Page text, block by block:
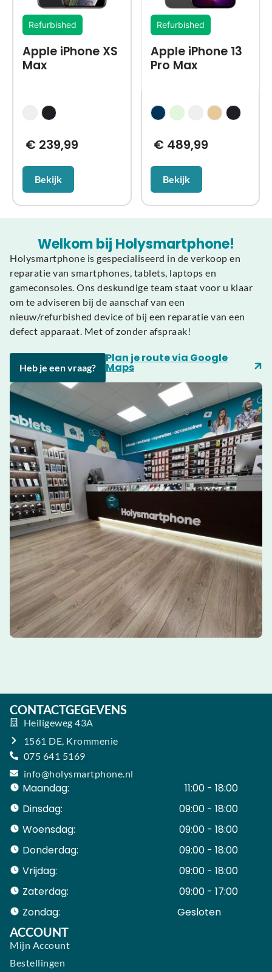
Refurbished
Apple iPhone XS
Max
€239,99
Bekijk
Refurbished
Apple iPhone 13
Pro Max
€ 489,99
Bekijk
Welkom bij Holysmartphone!
Holysmartphone is gespecialiseerd in de verkoop en
reparatie van smartphones, tablets, laptops en
gameconsoles. Ons deskundige team staat voor u klaar
om te adviseren bij de aanschaf van een
nieuw/refurbished device of bij een reparatie van een
defect apparaat. Met of zonder afspraak!
Heb je een vraag?
Plan je route via Google
Maps
CONTACTGEGEVENS
Heiligeweg 43A
1561 DE, Krommenie
075 641 5169
info@holysmartphone.nl
Maandag:
11:00 - 18:00
Dinsdag:
09:00 - 18:00
Woensdag:
09:00 - 18:00
Donderdag:
09:00 - 18:00
Vrijdag:
09:00 - 18:00
Zaterdag:
09:00 - 17:00
Zondag:
Gesloten ​ ​ ​ ​ ​ ​ ​
ACCOUNT
Mijn Account
Bestellingen